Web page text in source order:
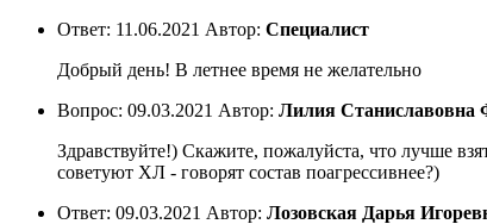
Ответ: 11.06.2021 Автор: Специалист
Добрый день! В летнее время не желательно
Вопрос: 09.03.2021 Автор: Лилия Станиславовна
Здравствуйте!) Скажите, пожалуйста, что лучше
советуют ХЛ - говорят состав поагрессивнее?)
Ответ: 09.03.2021 Автор: Лозовская Дарья